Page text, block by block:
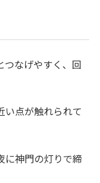
つなげやすく、回
い点が触れられて
に神門の灯りで締